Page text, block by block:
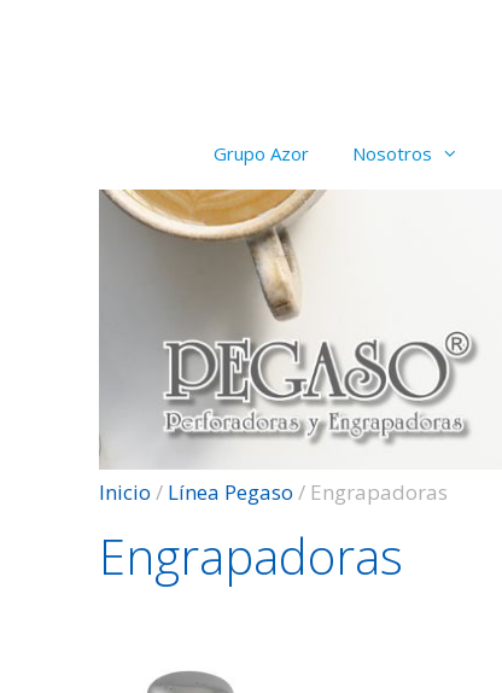
Grupo Azor Nosotros
Inicio / Línea Pegaso / Engrapadoras
Engrapadoras